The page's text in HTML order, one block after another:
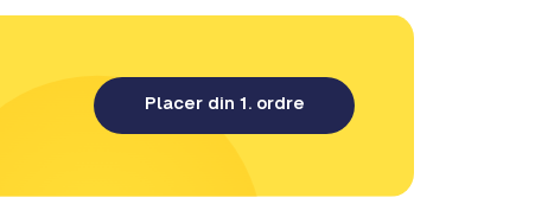
Placer din 1. ordre